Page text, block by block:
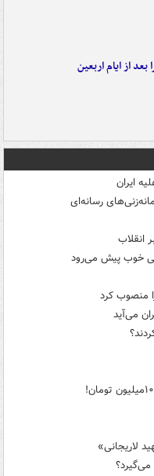
از ایام اربعین
ایران
رسانه‌ای
خوب پیش می‌رود
منصوب کرد
می‌آید
لاریجانی»
می‌گیرد؟